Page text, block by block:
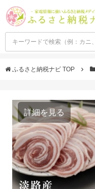
ふるさと納税ナビ TOP
詳細を見る